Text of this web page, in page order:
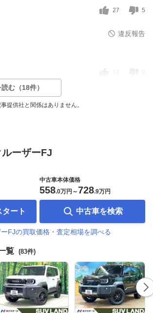
27 5
違反報告
12
む（18件）
提供社と関係はありません。
ルーザーFJ
ート
中古車本体価格
558.0万円 ～728.9万円
中古車を検索
FJの買取価格・査定相場を調べる
覧 (83件)